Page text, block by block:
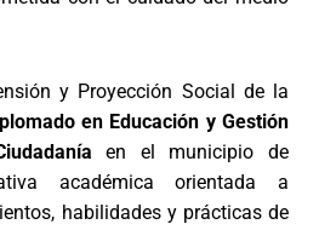
y Proyección Social de la
en Educación y Gestión
en el municipio de
académica orientada a
habilidades y prácticas de